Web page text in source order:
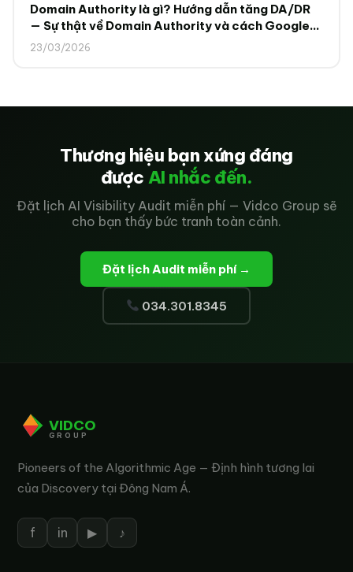
Domain Authority là gì? Hướng dẫn tăng DA/DR
— Sự thật về Domain Authority và cách Google
thực sự đánh giá website
23/03/2026
Thương hiệu bạn xứng đáng
được AI nhắc đến.
Đặt lịch AI Visibility Audit miễn phí — Vidco Group sẽ
cho bạn thấy bức tranh toàn cảnh.
Đặt lịch Audit miễn phí →
034.301.8345
VIDCO
GROUP
Pioneers of the Algorithmic Age — Định hình tương lai
của Discovery tại Đông Nam Á.
f in ▶ ♪